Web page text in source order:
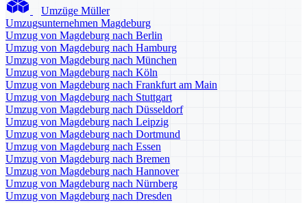
Umzüge Müller
Umzugsunternehmen Magdeburg
Umzug von Magdeburg nach Berlin
Umzug von Magdeburg nach Hamburg
Umzug von Magdeburg nach München
Umzug von Magdeburg nach Köln
Umzug von Magdeburg nach Frankfurt am Main
Umzug von Magdeburg nach Stuttgart
Umzug von Magdeburg nach Düsseldorf
Umzug von Magdeburg nach Leipzig
Umzug von Magdeburg nach Dortmund
Umzug von Magdeburg nach Essen
Umzug von Magdeburg nach Bremen
Umzug von Magdeburg nach Hannover
Umzug von Magdeburg nach Nürnberg
Umzug von Magdeburg nach Dresden